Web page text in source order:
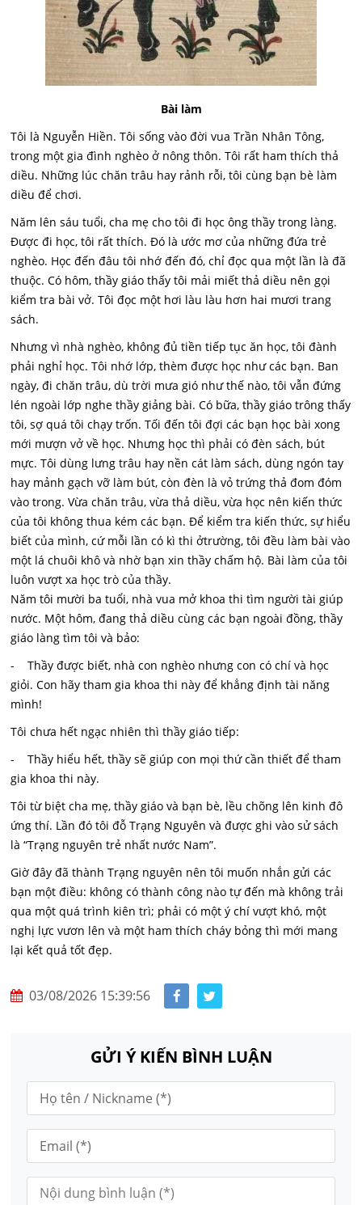
Bài làm
Tôi là Nguyễn Hiền. Tôi sống vào đời vua Trần Nhân Tông,
trong một gia đình nghèo ở nông thôn. Tôi rất ham thích thả
diều. Những lúc chăn trâu hay rảnh rỗi, tôi cùng bạn bè làm
diều để chơi.
Năm lên sáu tuổi, cha mẹ cho tôi đi học ông thầy trong làng.
Được đi học, tôi rất thích. Đó là ước mơ của những đứa trẻ
nghèo. Học đến đâu tôi nhớ đến đó, chỉ đọc qua một lần là đã
thuộc. Có hôm, thầy giáo thấy tôi mải miết thả diều nên gọi
kiểm tra bài vở. Tôi đọc một hơi làu làu hơn hai mươi trang
sách.
Nhưng vì nhà nghèo, không đủ tiền tiếp tục ăn học, tôi đành
phải nghỉ học. Tôi nhớ lớp, thèm được học như các bạn. Ban
ngày, đi chăn trâu, dù trời mưa gió như thế nào, tôi vẫn đứng
lén ngoài lớp nghe thầy giảng bài. Có bữa, thầy giáo trông thấy
tôi, sợ quá tôi chạy trốn. Tối đến tôi đợi các bạn học bài xong
mới mượn vở về học. Nhưng học thì phải có đèn sách, bút
mực. Tôi dùng lưng trâu hay nền cát làm sách, dùng ngón tay
hay mảnh gạch vỡ làm bút, còn đèn là vỏ trứng thả đom đóm
vào trong. Vừa chăn trâu, vừa thả diều, vừa học nên kiến thức
của tôi không thua kém các bạn. Để kiểm tra kiến thức, sự hiểu
biết của mình, cứ mỗi lần có kì thi ởtrường, tôi đều làm bài vào
một lá chuôi khô và nhờ bạn xin thầy chấm hộ. Bài làm của tôi
luôn vượt xa học trò của thầy.
Năm tôi mười ba tuổi, nhà vua mở khoa thi tìm người tài giúp
nước. Một hôm, đang thả diều cùng các bạn ngoài đồng, thầy
giáo làng tìm tôi và bảo:
- Thầy được biết, nhà con nghèo nhưng con có chí và học
giỏi. Con hãy tham gia khoa thi này để khẳng định tài năng
mình!
Tôi chưa hết ngạc nhiên thì thầy giáo tiếp:
- Thầy hiểu hết, thầy sẽ giúp con mọi thứ cần thiết để tham
gia khoa thi này.
Tôi từ biệt cha mẹ, thầy giáo và bạn bè, lều chõng lên kinh đô
ứng thí. Lần đó tôi đỗ Trạng Nguyên và được ghi vào sử sách
là “Trạng nguyên trẻ nhất nước Nam”.
Giờ đây đã thành Trạng nguyên nên tôi muốn nhắn gửi các
bạn một điều: không có thành công nào tự đến mà không trải
qua một quá trình kiên trì; phải có một ý chí vượt khó, một
nghị lực vươn lên và một ham thích cháy bỏng thì mới mang
lại kết quả tốt đẹp.
03/08/2026 15:39:56
GỬI Ý KIẾN BÌNH LUẬN